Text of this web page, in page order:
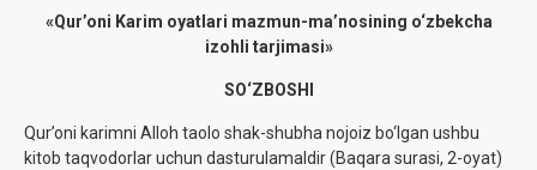
«Qur’oni Karim oyatlari mazmun-ma’nosining o‘zbekcha
izohli tarjimasi»
SO‘ZBOSHI
Qur’oni karimni Alloh taolo shak-shubha nojoiz bo‘lgan ushbu
kitob taqvodorlar uchun dasturulamaldir (Baqara surasi, 2-oyat)